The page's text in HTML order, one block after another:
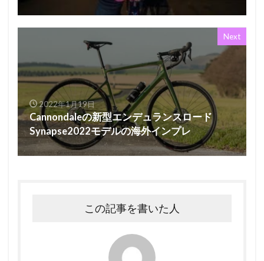
Next
2022年1月19日
Cannondaleの新型エンデュランスロード
Synapse2022モデルの海外インプレ
この記事を書いた人